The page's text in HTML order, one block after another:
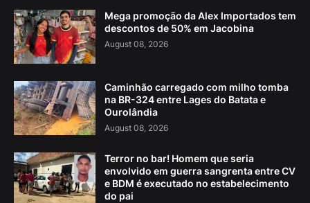
Mega promoção da Alex Importados tem
descontos de 50% em Jacobina
August 08, 2026
Caminhão carregado com milho tomba
na BR-324 entre Lages do Batata e
Ourolândia
August 08, 2026
Terror no bar! Homem que seria
envolvido em guerra sangrenta entre CV
e BDM é executado no estabelecimento
do pai